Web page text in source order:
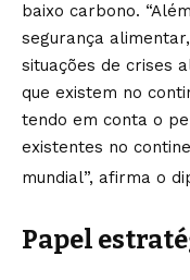
baixo carbono.
segurança
situações de crises
que existem no
tendo em conta o
existentes no
mundial”, afirma o
Papel